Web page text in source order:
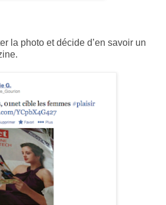
la photo et décide d’en savoir un